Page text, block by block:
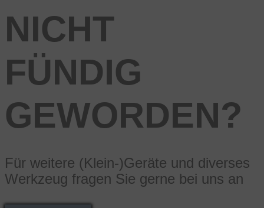
NICHT
FÜNDIG
GEWORDEN?
Für weitere (Klein-)Geräte und diverses
Werkzeug fragen Sie gerne bei uns an